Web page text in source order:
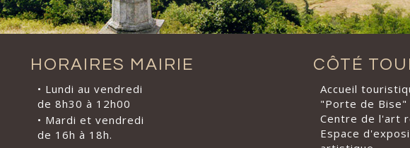
HORAIRES MAIRIE
• Lundi au vendredi
de 8h30 à 12h00
• Mardi et vendredi
de 16h à 18h.
CÔTÉ
Accueil
"Porte de Bise"
Centre de l'art
Espace